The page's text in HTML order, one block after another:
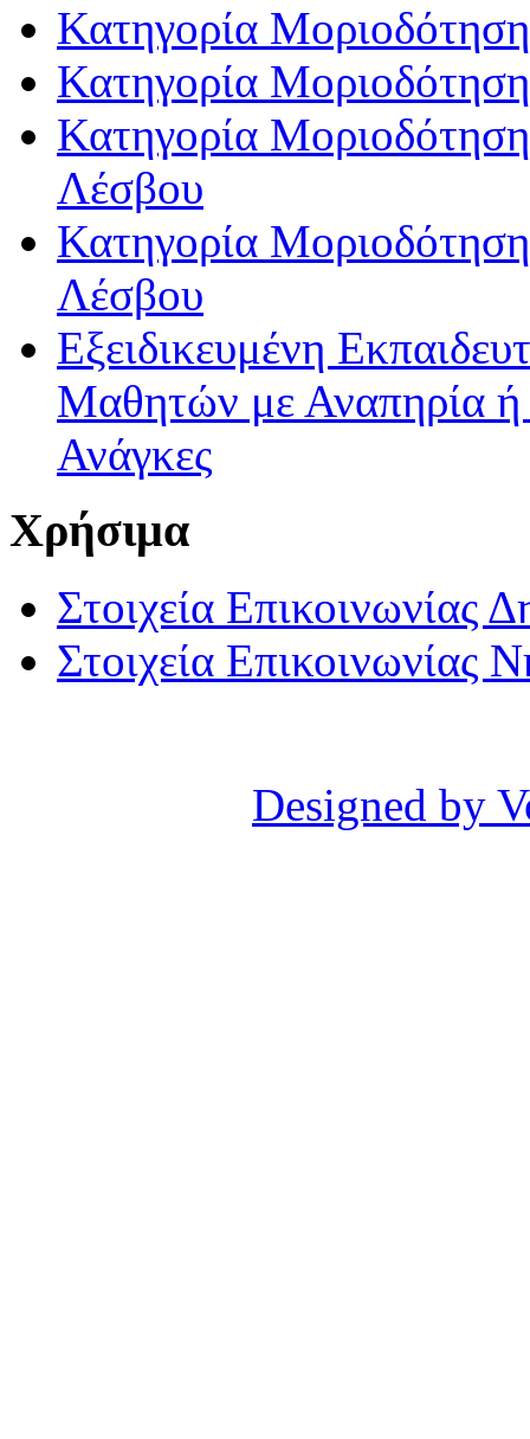
Κατηγορία
Κατηγορία
Κατηγορία
Λέσβου
Κατηγορία
Λέσβου
Εξειδικευμένη
Μαθητών με Αναπηρία ή /
Ανάγκες
Χρήσιμα
Στοιχεία Επικοινωνίας
Στοιχεία Επικοινωνίας
Designed by